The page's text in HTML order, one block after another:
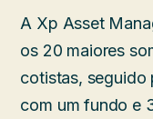
A Xp Asset
os 20 maiores
cotistas, seguido
com um fundo e